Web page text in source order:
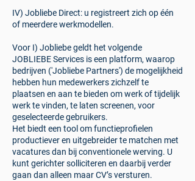
IV) Jobliebe Direct: u registreert zich op één
of meerdere werkmodellen.
Voor I) Jobliebe geldt het volgende
​JOBLIEBE Services is een platform, waarop
bedrijven ('Jobliebe Partners') de mogelijkheid
hebben hun medewerkers zichzelf te
plaatsen en aan te bieden om werk of tijdelijk
werk te vinden, te laten screenen, voor
geselecteerde gebruikers.
Het biedt een tool om functieprofielen
productiever en uitgebreider te matchen met
vacatures dan bij conventionele werving. U
kunt gerichter solliciteren en daarbij verder
gaan dan alleen maar CV’s versturen.